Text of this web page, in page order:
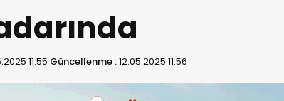
11:55 Güncellenme :12.05.2025 11:56